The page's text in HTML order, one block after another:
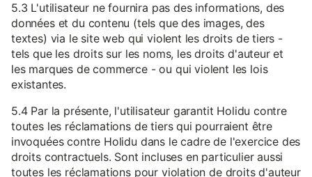
5.3 L'utilisateur ne fournira pas des informations, des
données et du contenu (tels que des images, des
textes) via le site web qui violent les droits de tiers -
tels que les droits sur les noms, les droits d'auteur et
les marques de commerce - ou qui violent les lois
existantes.
5.4 Par la présente, l'utilisateur garantit Holidu contre
toutes les réclamations de tiers qui pourraient être
invoquées contre Holidu dans le cadre de l'exercice des
droits contractuels. Sont incluses en particulier aussi
toutes les réclamations pour violation de droits d'auteur